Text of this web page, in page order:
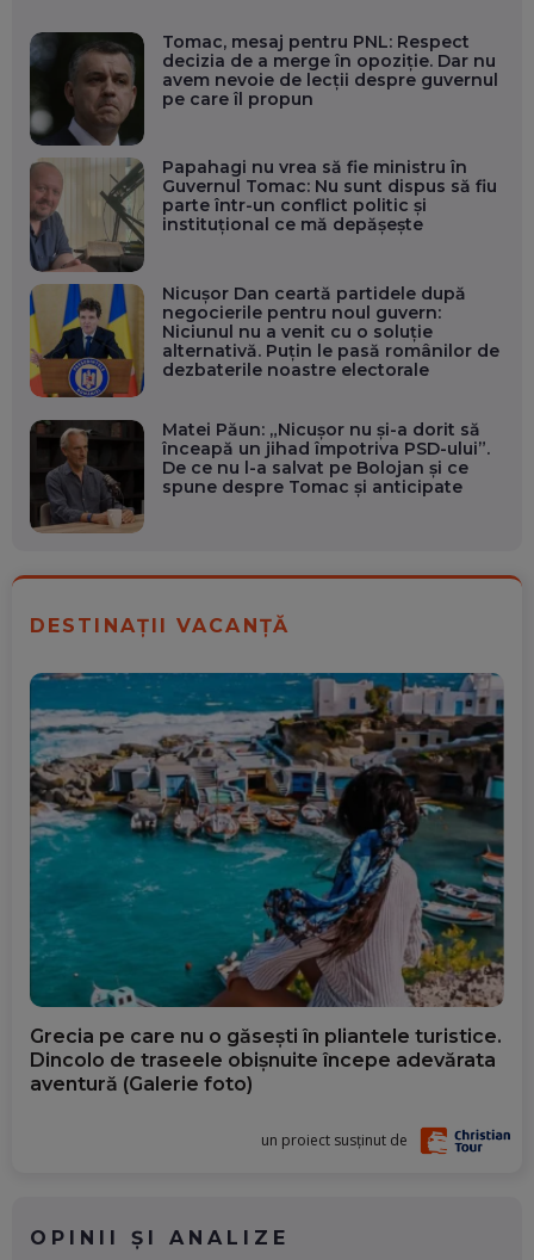
Tomac, mesaj pentru PNL: Respect
decizia de a merge în opoziție. Dar nu
avem nevoie de lecții despre guvernul
pe care îl propun
Papahagi nu vrea să fie ministru în
Guvernul Tomac: Nu sunt dispus să fiu
parte într-un conflict politic și
instituțional ce mă depășește
Nicușor Dan ceartă partidele după
negocierile pentru noul guvern:
Niciunul nu a venit cu o soluție
alternativă. Puțin le pasă românilor de
dezbaterile noastre electorale
Matei Păun: „Nicușor nu și-a dorit să
înceapă un jihad împotriva PSD-ului”.
De ce nu l-a salvat pe Bolojan și ce
spune despre Tomac și anticipate
DESTINAȚII VACANȚĂ
Grecia pe care nu o găsești în pliantele turistice.
Dincolo de traseele obișnuite începe adevărata
aventură (Galerie foto)
un proiect susținut de
OPINII ȘI ANALIZE